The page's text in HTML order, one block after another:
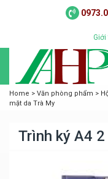
Giới
Home > Văn phòng phẩm >
mặt da Trà My
Trình ký A4